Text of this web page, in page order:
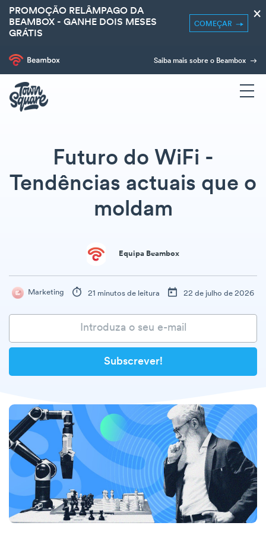
PROMOÇÃO RELÂMPAGO DA
BEAMBOX - GANHE DOIS MESES
GRÁTIS
COMEÇAR
×
Saiba mais sobre o Beambox
Futuro do WiFi -
Tendências actuais que o
moldam
Equipa Beambox
Marketing 21 minutos de leitura 22 de julho de 2026